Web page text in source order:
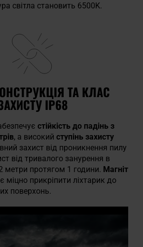
світла становить 6500K.
ТА КЛАС
IP68
стійкість до падінь з
, а високий ступінь захисту
захист від проникнення пилу
від тривалого занурення в
метри протягом 1 години. Магніт
міцно прикріпити ліхтарик до
поверхонь.